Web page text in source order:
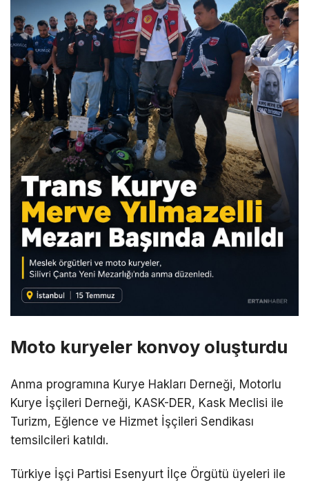
Moto kuryeler konvoy oluşturdu
Anma programına Kurye Hakları Derneği, Motorlu
Kurye İşçileri Derneği, KASK-DER, Kask Meclisi ile
Turizm, Eğlence ve Hizmet İşçileri Sendikası
temsilcileri katıldı.
Türkiye İşçi Partisi Esenyurt İlçe Örgütü üyeleri ile